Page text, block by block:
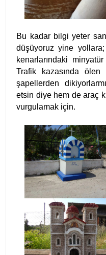
Bu kadar bilgi yeter
düşüyoruz yine
kenarlarındaki
Trafik kazasında
şapellerden
etsin diye hem de araç
vurgulamak için.